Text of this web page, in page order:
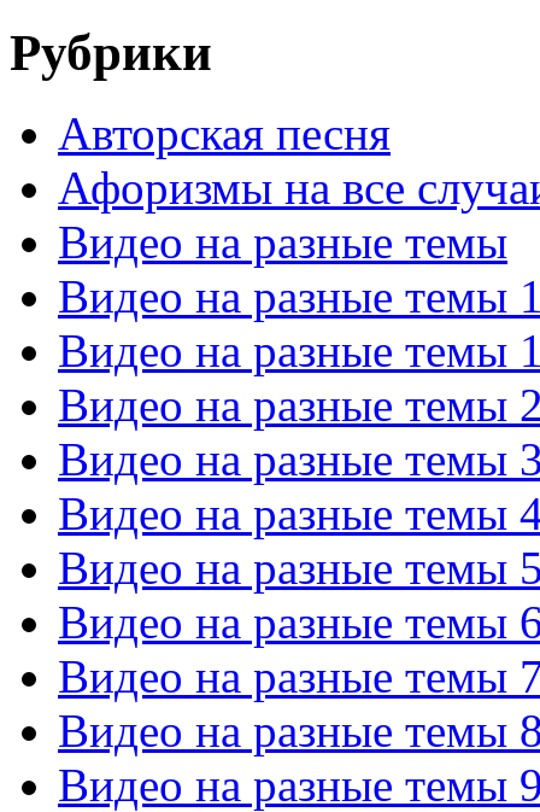
Рубрики
Авторская песня
Афоризмы на все
Видео на разные темы
Видео на разные темы
Видео на разные темы
Видео на разные темы
Видео на разные темы
Видео на разные темы
Видео на разные темы
Видео на разные темы
Видео на разные темы
Видео на разные темы
Видео на разные темы